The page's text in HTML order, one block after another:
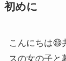
初めに
こんにちは😄
スの女の子と